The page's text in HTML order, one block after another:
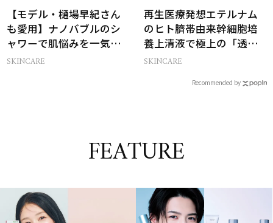
【モデル・樋場早紀さん
も愛用】ナノバブルのシ
ャワーで肌悩みを一気に
解決
SKINCARE
再生医療発想エテルナム
のヒト臍帯由来幹細胞培
養上清液で極上の「透明
感ハリ肌」へ
SKINCARE
Recommended by
FEATURE